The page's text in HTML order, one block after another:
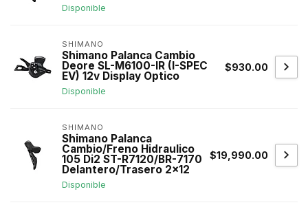
Disponible
SHIMANO
Shimano Palanca Cambio
Deore SL-M6100-IR (I-SPEC
EV) 12v Display Optico
Disponible
$930.00
SHIMANO
Shimano Palanca
Cambio/Freno Hidraulico
105 Di2 ST-R7120/BR-7170
Delantero/Trasero 2x12
Disponible
$19,990.00